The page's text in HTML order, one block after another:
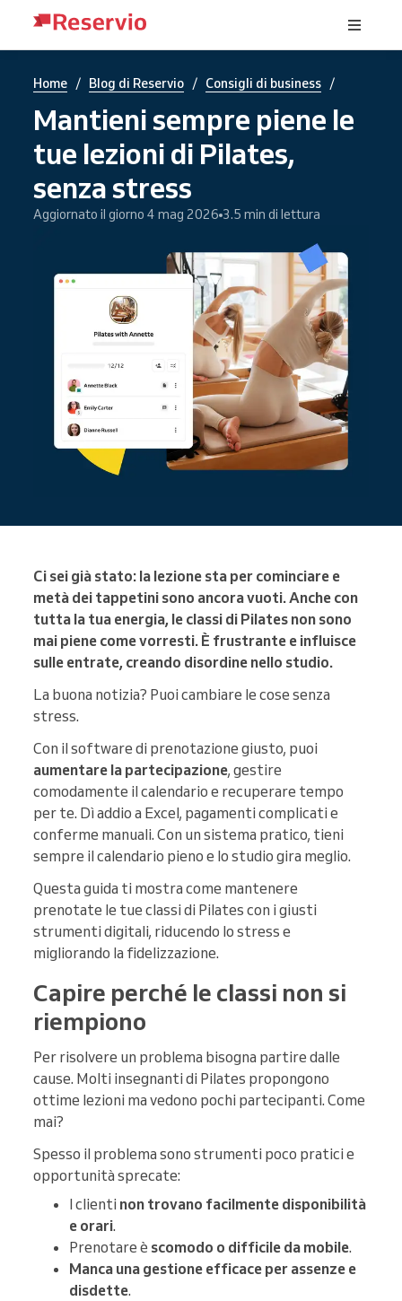
Home / Blog di Reservio / Consigli di business /
Mantieni sempre piene le
tue lezioni di Pilates,
senza stress
Aggiornato il giorno 4 mag 2026 3.5 min di lettura
Ci sei già stato: la lezione sta per cominciare e
metà dei tappetini sono ancora vuoti. Anche con
tutta la tua energia, le classi di Pilates non sono
mai piene come vorresti. È frustrante e influisce
sulle entrate, creando disordine nello studio.
La buona notizia? Puoi cambiare le cose senza
stress.
Con il software di prenotazione giusto, puoi
aumentare la partecipazione, gestire
comodamente il calendario e recuperare tempo
per te. Dì addio a Excel, pagamenti complicati e
conferme manuali. Con un sistema pratico, tieni
sempre il calendario pieno e lo studio gira meglio.
Questa guida ti mostra come mantenere
prenotate le tue classi di Pilates con i giusti
strumenti digitali, riducendo lo stress e
migliorando la fidelizzazione.
Capire perché le classi non si
riempiono
Per risolvere un problema bisogna partire dalle
cause. Molti insegnanti di Pilates propongono
ottime lezioni ma vedono pochi partecipanti. Come
mai?
Spesso il problema sono strumenti poco pratici e
opportunità sprecate:
I clienti non trovano facilmente disponibilità
e orari.
Prenotare è scomodo o difficile da mobile.
Manca una gestione efficace per assenze e
disdette.